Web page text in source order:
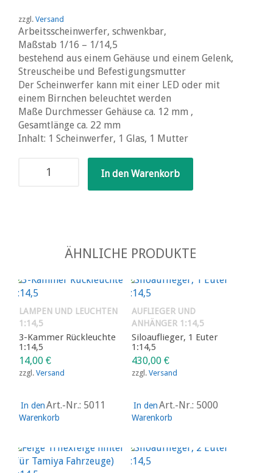
zzgl. Versand
Arbeitsscheinwerfer, schwenkbar,
Maßstab 1/16 – 1/14,5
bestehend aus einem Gehäuse und einem Gelenk,
Streuscheibe und Befestigungsmutter
Der Scheinwerfer kann mit einer LED oder mit
einem Birnchen beleuchtet werden
Maße Durchmesser Gehäuse ca. 12 mm ,
Gesamtlänge ca. 22 mm
Inhalt: 1 Scheinwerfer, 1 Glas, 1 Mutter
In den Warenkorb
ÄHNLICHE PRODUKTE
LAMPEN UND LEUCHTEN
1:14,5
3-Kammer Rückleuchte
1:14,5
14,00 €
zzgl. Versand
In den
Warenkorb
Art.-Nr.: 5011
AUFLIEGER UND
ANHÄNGER 1:14,5
Siloauflieger, 1 Euter
1:14,5
430,00€
zzgl.Versand
In den
Warenkorb
Art.-Nr.: 5000